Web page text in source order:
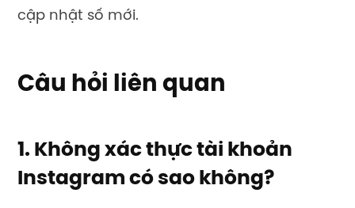
cập nhật số mới.
Câu hỏi liên quan
1. Không xác thực tài khoản
Instagram có sao không?